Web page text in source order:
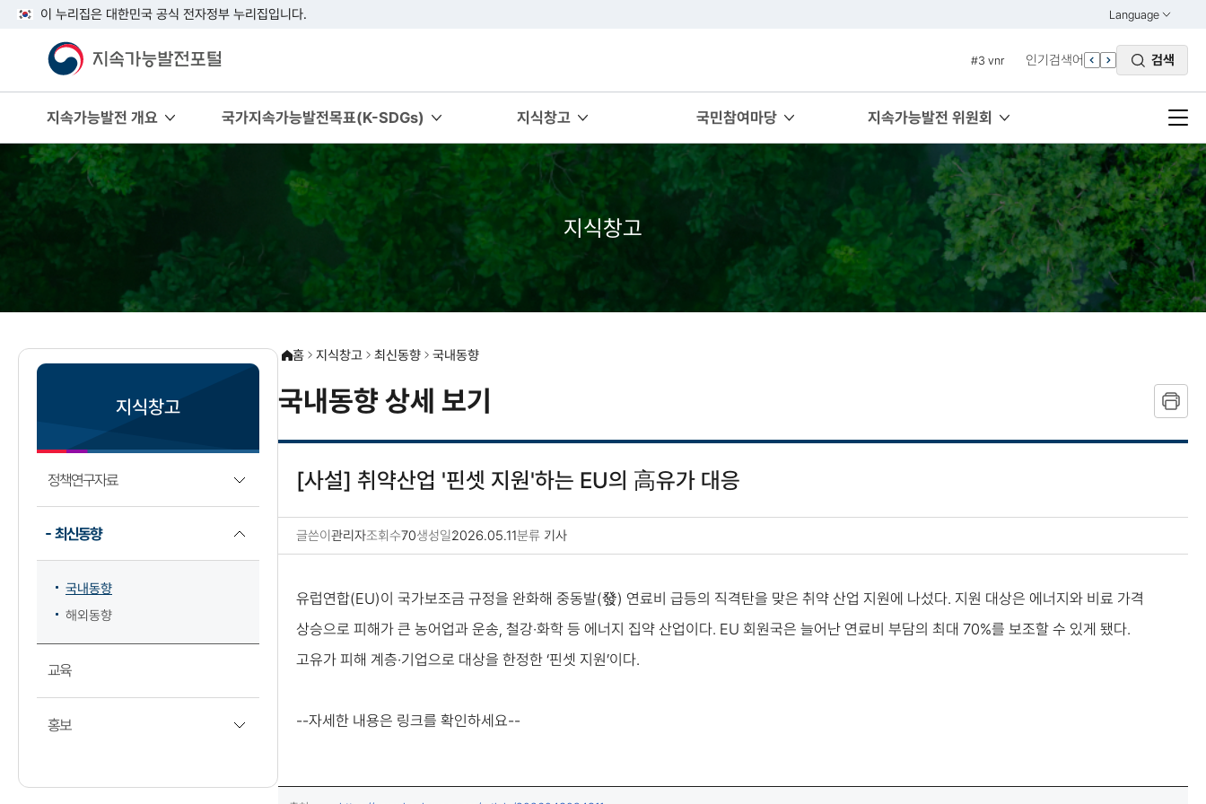
이 누리집은 대한민국 공식 전자정부 누리집입니다. Language
열기
ENGLISH
#3 vnr
#5 esg
#6 빈곤
#7 un
#1 경제
#2 환경
인기검색어 검색
지속가능발전 개요 국가지속가능발전목표(K-SDGs) 지식창고 국민참여마당 지속가능발전 위원회
지식창고
지식창고
정책연구자료
최신동향
국내동향
해외동향
교육
홍보
홈 지식창고 최신동향 국내동향
국내동향 상세 보기
[사설] 취약산업 '핀셋 지원'하는 EU의 高유가 대응
글쓴이관리자조회수70생성일2026.05.11분류 기사
유럽연합(EU)이 국가보조금 규정을 완화해 중동발(發) 연료비 급등의 직격탄을 맞은 취약 산업 지원에 나섰다. 지원 대상은 에너지와 비료 가격
상승으로 피해가 큰 농어업과 운송, 철강·화학 등 에너지 집약 산업이다. EU 회원국은 늘어난 연료비 부담의 최대 70%를 보조할 수 있게 됐다.
고유가 피해 계층·기업으로 대상을 한정한 ‘핀셋 지원’이다.
--자세한 내용은 링크를 확인하세요--